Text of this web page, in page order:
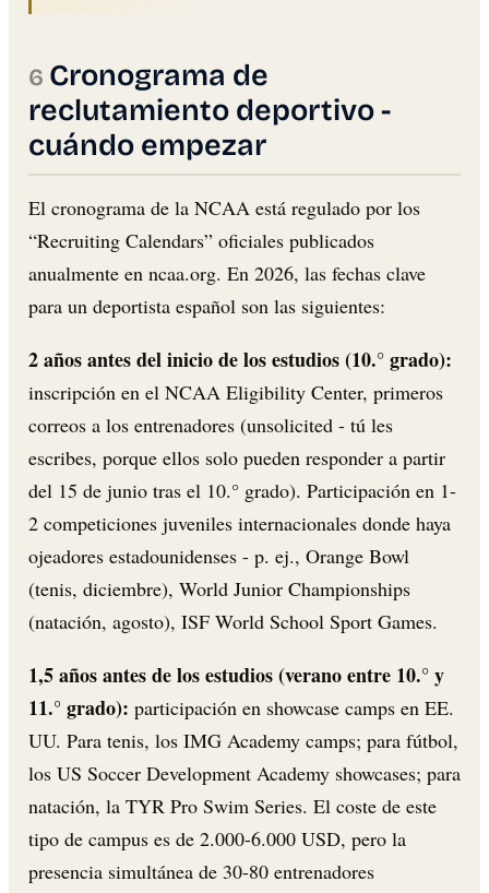
Cronograma de
reclutamiento deportivo -
cuándo empezar
El cronograma de la NCAA está regulado por los
“Recruiting Calendars” oficiales publicados
anualmente en ncaa.org. En 2026, las fechas clave
para un deportista español son las siguientes:
2 años antes del inicio de los estudios (10.° grado):
inscripción en el NCAA Eligibility Center, primeros
correos a los entrenadores (unsolicited - tú les
escribes, porque ellos solo pueden responder a partir
del 15 de junio tras el 10.° grado). Participación en 1-
2 competiciones juveniles internacionales donde haya
ojeadores estadounidenses - p. ej., Orange Bowl
(tenis, diciembre), World Junior Championships
(natación, agosto), ISF World School Sport Games.
1,5 años antes de los estudios (verano entre 10.° y
11.° grado): participación en showcase camps en EE.
UU. Para tenis, los IMG Academy camps; para fútbol,
los US Soccer Development Academy showcases; para
natación, la TYR Pro Swim Series. El coste de este
tipo de campus es de 2.000-6.000 USD, pero la
presencia simultánea de 30-80 entrenadores